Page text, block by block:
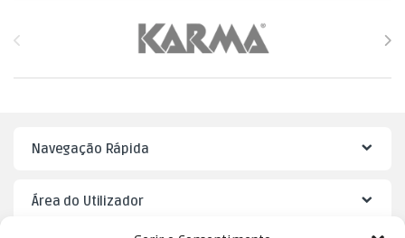
Brands Carousel
Navegação Rápida
Área do Utilizador